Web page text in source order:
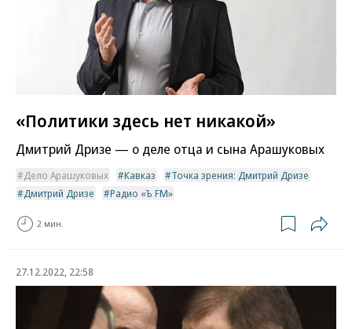
«Политики здесь нет никакой»
Дмитрий Дризе — о деле отца и сына Арашуковых
Дело Арашуковых Кавказ
Точка зрения: Дмитрий Дризе
Дмитрий Дризе
Радио «Ъ FM»
2 мин.
27.12.2022, 22:58